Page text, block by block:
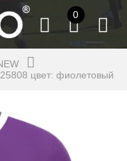
0
цвет: фиолетовый